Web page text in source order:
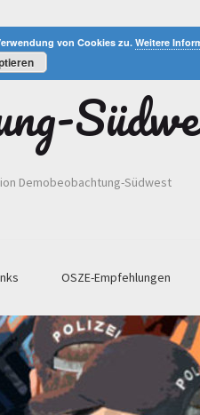
Demobeobachtung-Südwest
OSZE-Empfehlungen
von Cookies zu.Weitere